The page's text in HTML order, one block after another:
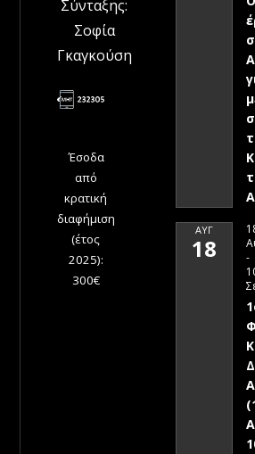
Σύνταξης:
Σοφία
Γκαγκούση
Έσοδα
από
κρατική
διαφήμιση
(έτος
2025):
300€
ΑΥΓ
18
-